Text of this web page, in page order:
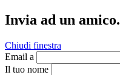
Invia ad un amico.
Chiudi finestra
Email a
Il tuo nome